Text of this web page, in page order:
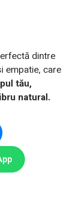
dintre
empatie, care
tău,
natural.